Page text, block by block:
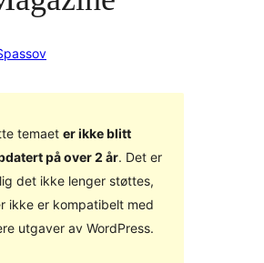
temaet er ikke blitt
på over 2 år. Det er
det ikke lenger støttes,
ikke er kompatibelt med
utgaver av WordPress.